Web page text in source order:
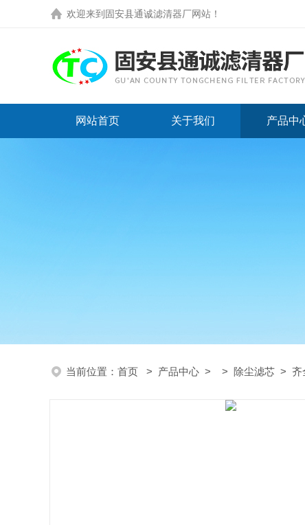
欢迎来到 固安县通诚滤清器厂网站 ！
网站首页 关于我们 产品中
当前位置： 首页 > 产品中心 > > 除尘滤芯 > 齐